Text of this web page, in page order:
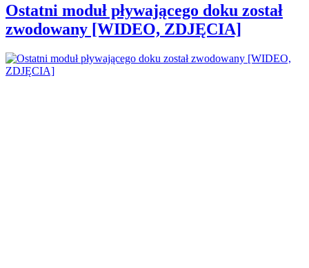
Ostatni moduł pływającego doku został
zwodowany [WIDEO, ZDJĘCIA]